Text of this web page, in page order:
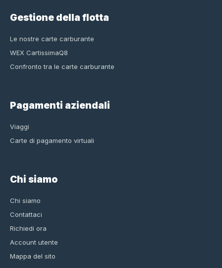
Gestione della flotta
Le nostre carte carburante
WEX CartissimaQ8
Confronto tra le carte carburante
Pagamenti aziendali
Viaggi
Carte di pagamento virtuali
Chi siamo
Chi siamo
Contattaci
Richiedi ora
Account utente
Mappa del sito